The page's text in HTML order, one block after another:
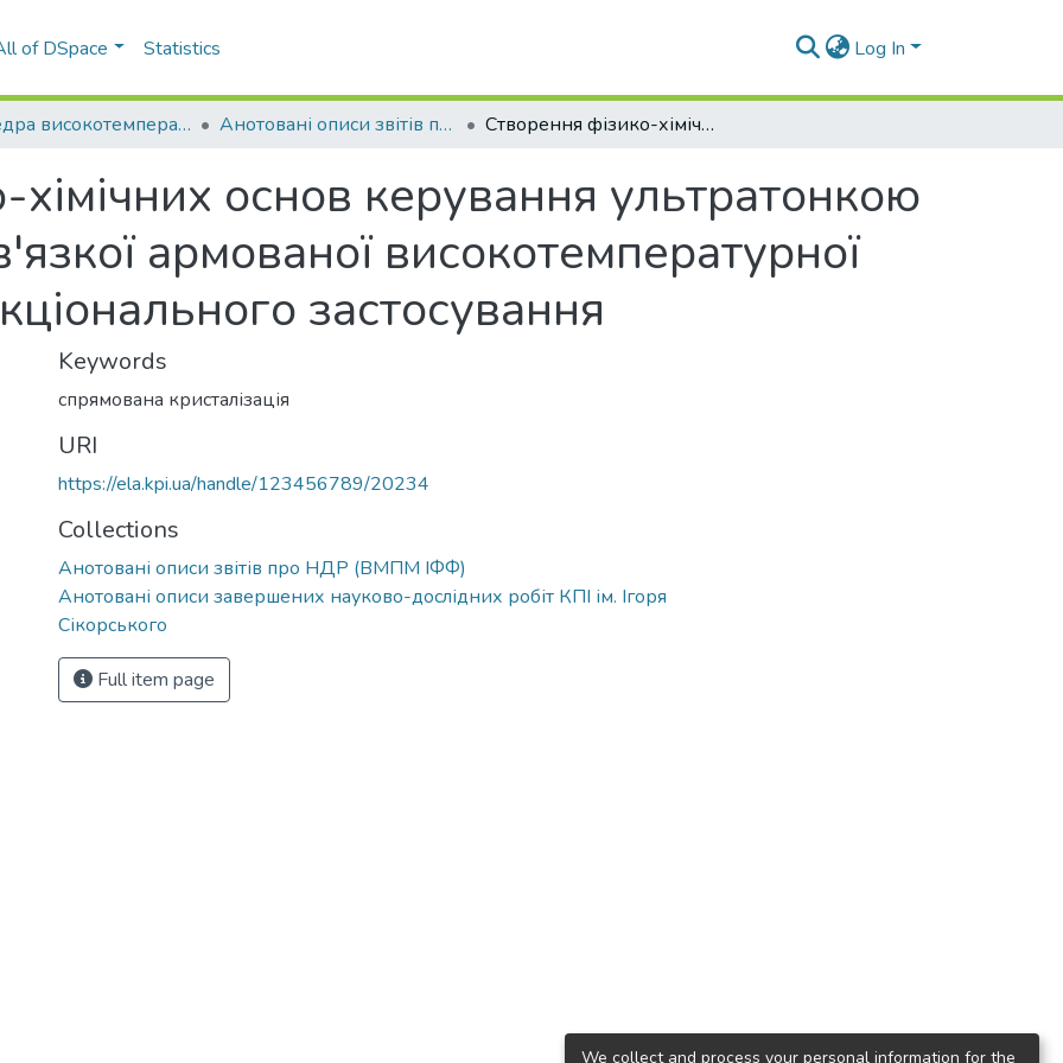
of DSpace Statistics Log In
Кафедра високотемпературних матеріалів та порошкової металургії (ВМПМ ІФФ) Анотовані описи звітів про НДР (ВМПМ ІФФ) Створення фізико-хімічних основ керування ультратонкою структурою квазів'язкої армованої високотемпературної кераміки поліфункціонального застосування
основ керування ультратонкою
армованої високотемпературної
застосування
Keywords
спрямована кристалізація
URI
https://ela.kpi.ua/handle/123456789/20234
Collections
Анотовані описи звітів про НДР (ВМПМ ІФФ)
Анотовані описи завершених науково-дослідних робіт КПІ ім. Ігоря
Сікорського
Full item page
We collect and process your personal information for the